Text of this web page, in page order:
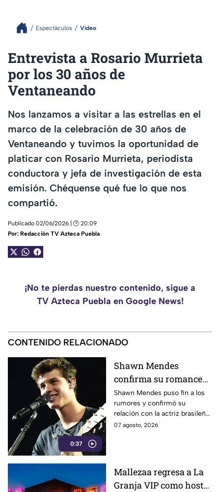
Espectáculos Video
Entrevista a Rosario Murrieta
por los 30 años de
Ventaneando
Nos lanzamos a visitar a las estrellas en el
marco de la celebración de 30 años de
Ventaneando y tuvimos la oportunidad de
platicar con Rosario Murrieta, periodista
conductora y jefa de investigación de esta
emisión. Chéquense qué fue lo que nos
compartió.
Publicado 02/06/2026 | 🕑 20:09
Por: Redacción TV Azteca Puebla
¡No te pierdas nuestro contenido, sigue a
TV Azteca Puebla en Google News!
CONTENIDO RELACIONADO
0:37
Shawn Mendes
confirma su romance
con Bruna Marquezine
Shawn Mendes puso fin a los
rumores y confirmó su
relación con la actriz brasileña
bruna marquezine, al
07 agosto, 2026
Mallezaa regresa a La
Granja VIP como host